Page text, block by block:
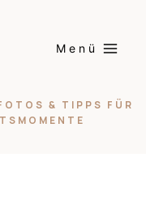
Menü
& TIPPS FÜR